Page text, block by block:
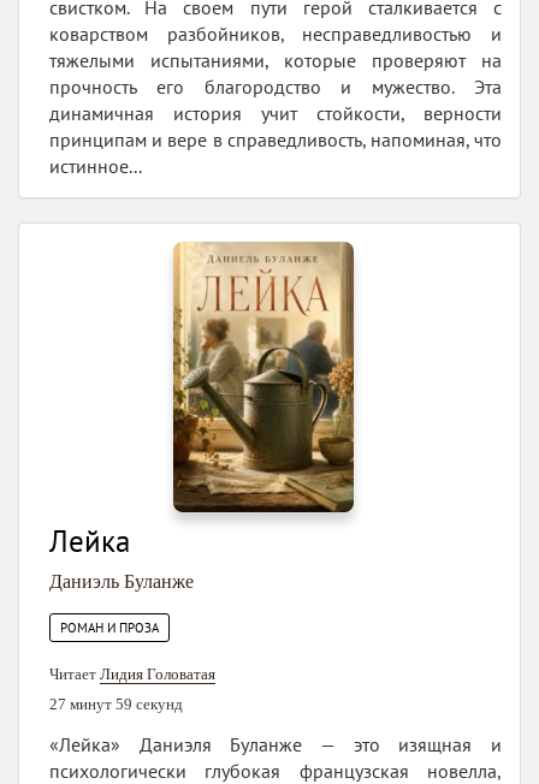
свистком. На своем пути герой сталкивается с
коварством разбойников, несправедливостью и
тяжелыми испытаниями, которые проверяют на
прочность его благородство и мужество. Эта
динамичная история учит стойкости, верности
принципам и вере в справедливость, напоминая, что
истинное...
Лейка
Даниэль Буланже
РОМАН И ПРОЗА
Читает Лидия Головатая
27 минут 59 секунд
«Лейка» Даниэля Буланже — это изящная и
психологически глубокая французская новелла,